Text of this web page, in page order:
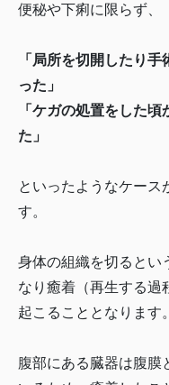
便秘や下痢に限らず、
「局所を切開したり
った」
「ケガの処置をした
た」
といったようなケース
す。
身体の組織を切るとい
なり癒着（再生する過
起こることとなります。
腹部にある臓器は腹膜